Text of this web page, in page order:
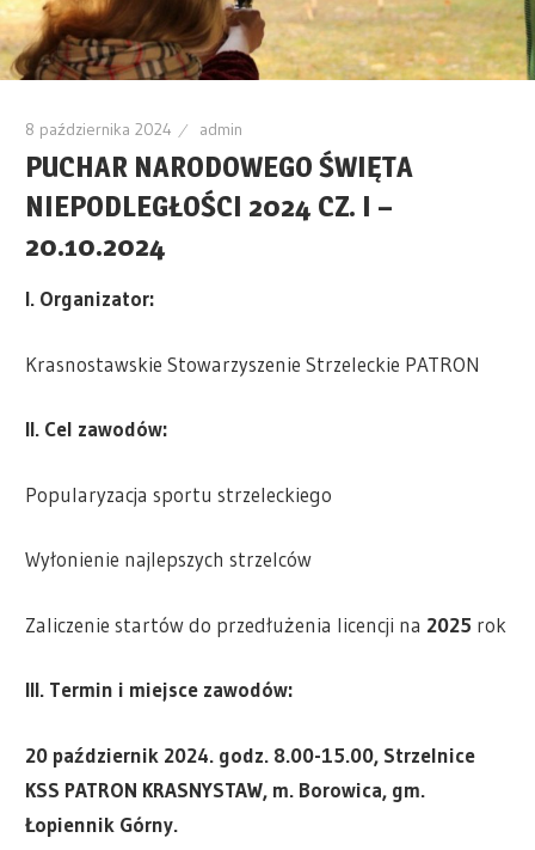
8 października 2024 admin
PUCHAR NARODOWEGO ŚWIĘTA
NIEPODLEGŁOŚCI 2024 CZ. I –
20.10.2024
I. Organizator:
Krasnostawskie Stowarzyszenie Strzeleckie PATRON
II. Cel zawodów:
Popularyzacja sportu strzeleckiego
Wyłonienie najlepszych strzelców
Zaliczenie startów do przedłużenia licencji na 2025 rok
III. Termin i miejsce zawodów:
20 październik 2024. godz. 8.00-15.00, Strzelnice
KSS PATRON KRASNYSTAW, m. Borowica, gm.
Łopiennik Górny.